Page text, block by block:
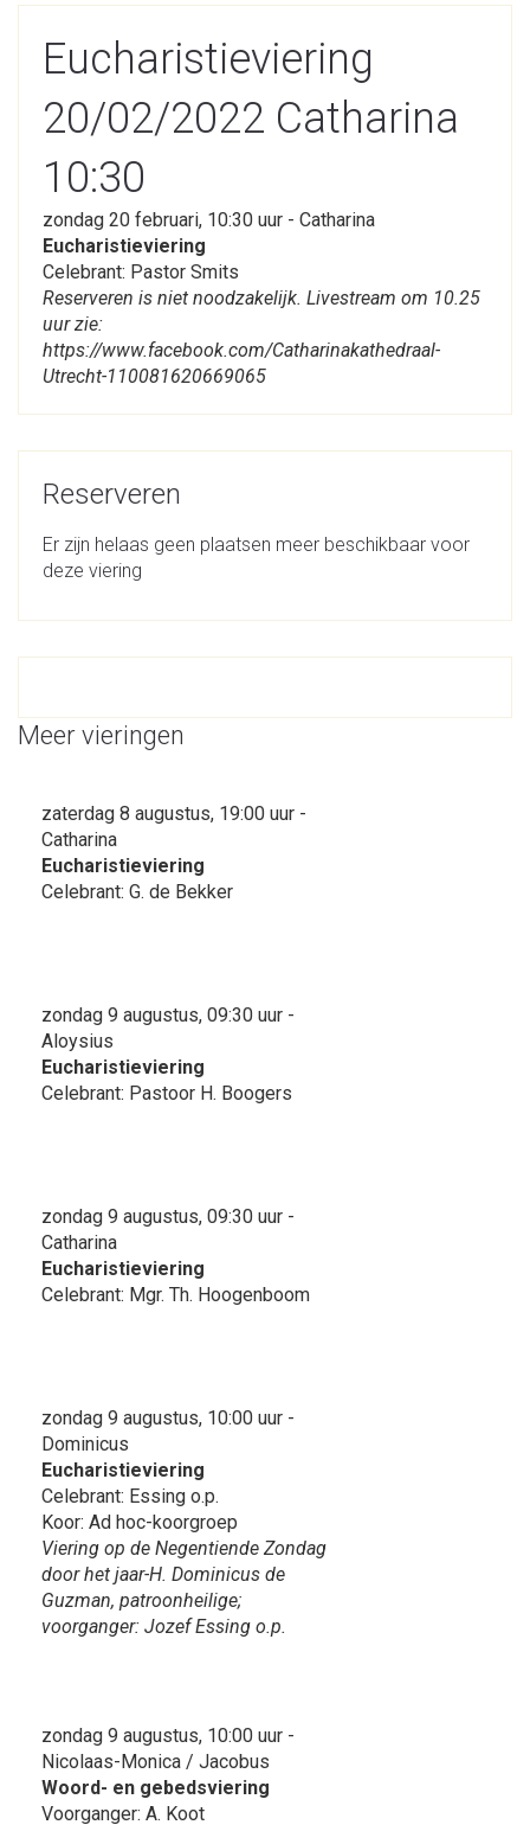
Eucharistieviering
20/02/2022 Catharina
10:30
zondag 20 februari, 10:30 uur - Catharina
Eucharistieviering
Celebrant: Pastor Smits
Reserveren is niet noodzakelijk. Livestream om 10.25
uur zie:
https://www.facebook.com/Catharinakathedraal-
Utrecht-110081620669065
Reserveren
Er zijn helaas geen plaatsen meer beschikbaar voor
deze viering
Meer vieringen
zaterdag 8 augustus, 19:00 uur -
Catharina
Eucharistieviering
Celebrant: G. de Bekker
zondag 9 augustus, 09:30 uur -
Aloysius
Eucharistieviering
Celebrant: Pastoor H. Boogers
zondag 9 augustus, 09:30 uur -
Catharina
Eucharistieviering
Celebrant: Mgr. Th. Hoogenboom
zondag 9 augustus, 10:00 uur -
Dominicus
Eucharistieviering
Celebrant: Essing o.p.
Koor: Ad hoc-koorgroep
Viering op de Negentiende Zondag
door het jaar-H. Dominicus de
Guzman, patroonheilige;
voorganger: Jozef Essing o.p.
zondag 9 augustus, 10:00 uur -
Nicolaas-Monica / Jacobus
Woord- en gebedsviering
Voorganger: A. Koot